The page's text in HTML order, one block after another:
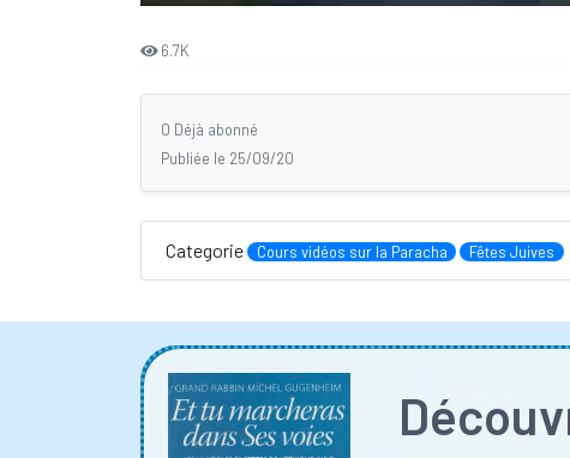
6.7K
0 Déjà abonné
Publiée le 25/09/20
Categorie Cours vidéos sur la Paracha Fêtes Juives